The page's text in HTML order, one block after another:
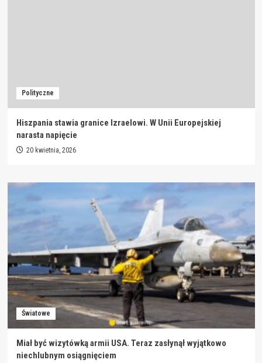
Polityczne
Hiszpania stawia granice Izraelowi. W Unii Europejskiej
narasta napięcie
20 kwietnia, 2026
Światowe
Miał być wizytówką armii USA. Teraz zasłynął wyjątkowo
niechlubnym osiągnięciem